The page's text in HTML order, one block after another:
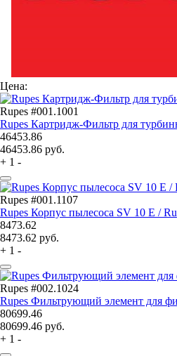
Цена:
Rupes #001.1001
Rupes Картридж-Фильтр для
46453.86
46453.86 руб.
+ 1 -
Rupes #001.1107
Rupes Корпус пылесоса SV 10 E /
8473.62
8473.62 руб.
+ 1 -
Rupes #002.1024
Rupes Фильтрующий элемент для
80699.46
80699.46 руб.
+ 1 -